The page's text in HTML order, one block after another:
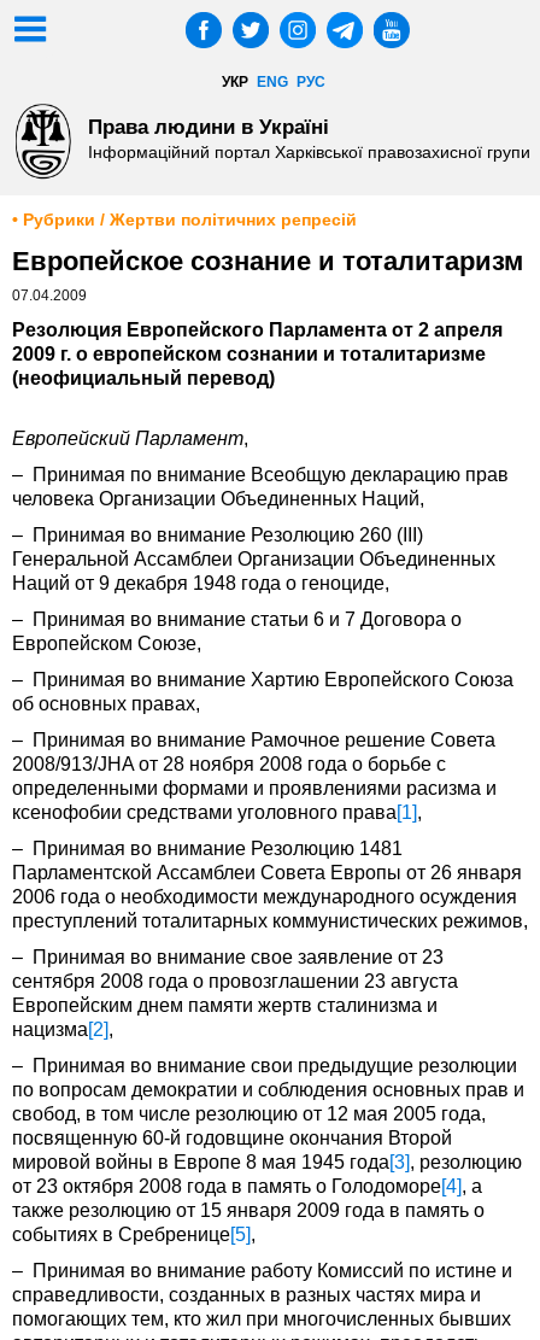
УКР ENG РУС
Права людини в Україні
Інформаційний портал Харківської правозахисної групи
• Рубрики / Жертви політичних репресій
Европейское сознание и тоталитаризм
07.04.2009
Резолюция Европейского Парламента от 2 апреля
2009 г. о европейском сознании и тоталитаризме
(неофициальный перевод)
Европейский Парламент,
– Принимая по внимание Всеобщую декларацию прав
человека Организации Объединенных Наций,
– Принимая во внимание Резолюцию 260 (III)
Генеральной Ассамблеи Организации Объединенных
Наций от 9 декабря 1948 года о геноциде,
– Принимая во внимание статьи 6 и 7 Договора о
Европейском Союзе,
– Принимая во внимание Хартию Европейского Союза
об основных правах,
– Принимая во внимание Рамочное решение Совета
2008/913/JHA от 28 ноября 2008 года о борьбе с
определенными формами и проявлениями расизма и
ксенофобии средствами уголовного права [1] ,
– Принимая во внимание Резолюцию 1481
Парламентской Ассамблеи Совета Европы от 26 января
2006 года о необходимости международного осуждения
преступлений тоталитарных коммунистических режимов,
– Принимая во внимание свое заявление от 23
сентября 2008 года о провозглашении 23 августа
Европейским днем памяти жертв сталинизма и
нацизма [2] ,
– Принимая во внимание свои предыдущие резолюции
по вопросам демократии и соблюдения основных прав и
свобод, в том числе резолюцию от 12 мая 2005 года,
посвященную 60-й годовщине окончания Второй
мировой войны в Европе 8 мая 1945 года [3] , резолюцию
от 23 октября 2008 года в память о Голодоморе [4] , а
также резолюцию от 15 января 2009 года в память о
событиях в Сребренице [5] ,
– Принимая во внимание работу Комиссий по истине и
справедливости, созданных в разных частях мира и
помогающих тем, кто жил при многочисленных бывших